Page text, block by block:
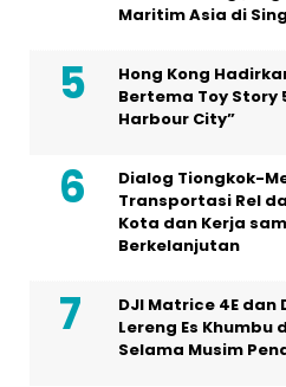
Maritim Asia di
Hong Kong
Bertema Toy Story 5
Harbour City”
Dialog Tiongkok-
Transportasi Rel
Kota dan Kerja
Berkelanjutan
DJI Matrice 4E dan
Lereng Es Khumbu
Selama Musim